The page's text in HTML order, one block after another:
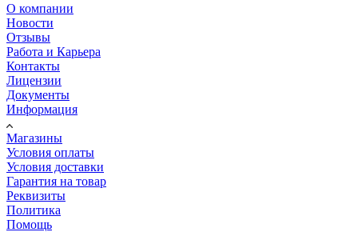
О компании
Новости
Отзывы
Работа и Карьера
Контакты
Лицензии
Документы
Информация
Магазины
Условия оплаты
Условия доставки
Гарантия на товар
Реквизиты
Политика
Помощь